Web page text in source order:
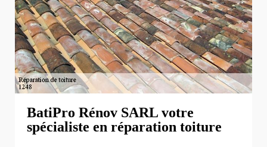
BatiPro Rénov SARL votre
spécialiste en réparation toiture